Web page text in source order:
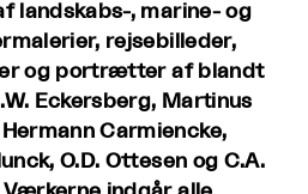
landskabs-, marine- og
rejsebilleder,
og portrætter af blandt
Eckersberg, Martinus
Hermann Carmiencke,
O.D. Ottesen og C.A.